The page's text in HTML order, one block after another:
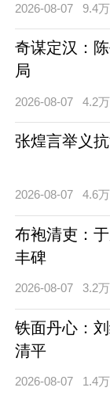
2026-08-07 9.4
奇谋定汉：
局
2026-08-07 4.2
张煌言举义
2026-08-07 4.6
布袍清吏：
丰碑
2026-08-07 3.2
铁面丹心：
清平
2026-08-07 1.4